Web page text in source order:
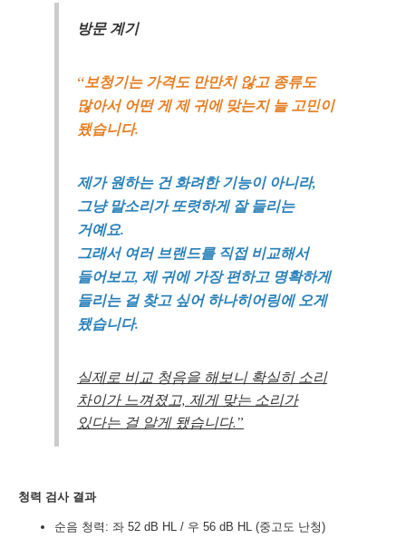
방문 계기
“보청기는 가격도 만만치 않고 종류도
많아서 어떤 게 제 귀에 맞는지 늘 고민이
됐습니다.
제가 원하는 건 화려한 기능이 아니라,
그냥 말소리가 또렷하게 잘 들리는
거예요.
그래서 여러 브랜드를 직접 비교해서
들어보고, 제 귀에 가장 편하고 명확하게
들리는 걸 찾고 싶어 하나히어링에 오게
됐습니다.
실제로 비교 청음을 해보니 확실히 소리
차이가 느껴졌고, 제게 맞는 소리가
있다는 걸 알게 됐습니다.”
청력 검사 결과
순음 청력: 좌 52 dB HL / 우 56 dB HL (중고도 난청)